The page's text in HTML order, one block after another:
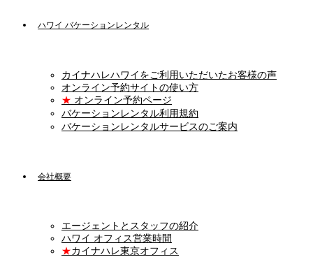
ハワイ バケーションレンタル
カイナハレハワイをご利用いただいたお客様の声
オンライン予約サイトの使い方
★ オンライン予約ページ
バケーションレンタル利用規約
バケーションレンタルサービスのご案内
会社概要
エージェントとスタッフの紹介
ハワイ オフィス営業時間
★カイナハレ東京オフィス